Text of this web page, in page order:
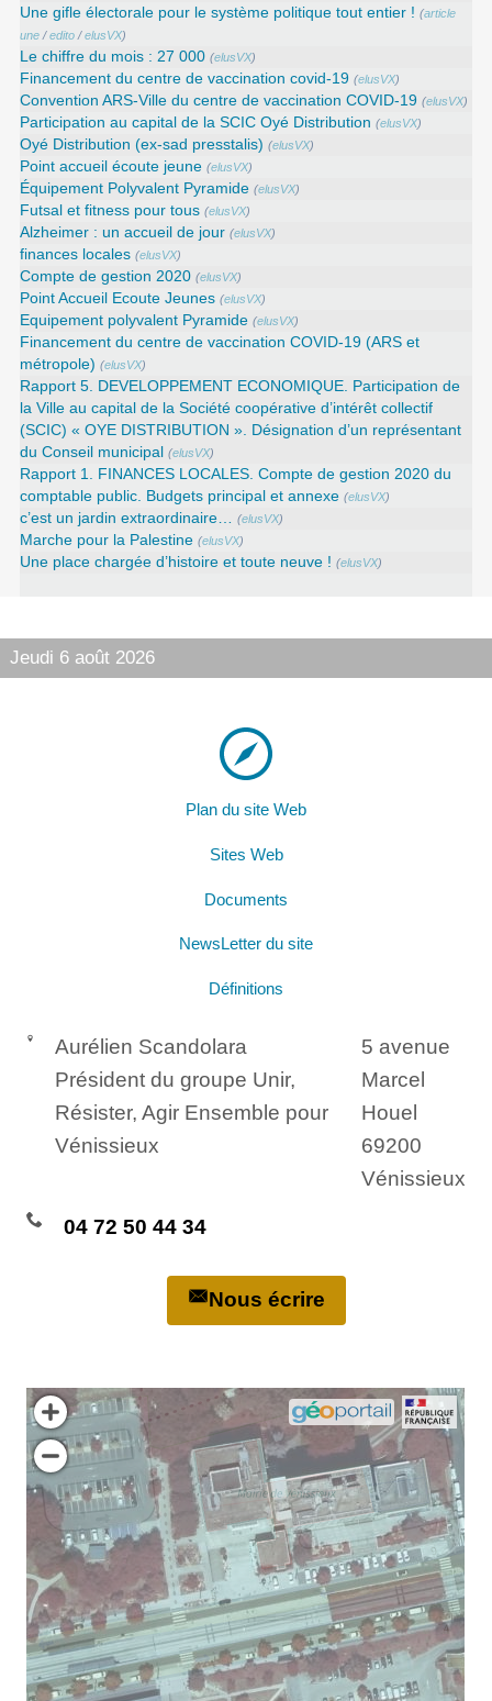
Une gifle électorale pour le système politique tout entier ! (article
une /edito /elusVX)
Le chiffre du mois : 27 000 (elusVX)
Financement du centre de vaccination covid-19 (elusVX)
Convention ARS‑Ville du centre de vaccination COVID‑19 (elusVX)
Participation au capital de la SCIC Oyé Distribution (elusVX)
Oyé Distribution (ex-sad presstalis) (elusVX)
Point accueil écoute jeune (elusVX)
Équipement Polyvalent Pyramide (elusVX)
Futsal et fitness pour tous (elusVX)
Alzheimer : un accueil de jour (elusVX)
finances locales (elusVX)
Compte de gestion 2020 (elusVX)
Point Accueil Ecoute Jeunes (elusVX)
Equipement polyvalent Pyramide (elusVX)
Financement du centre de vaccination COVID-19 (ARS et
métropole) (elusVX)
Rapport 5. DEVELOPPEMENT ECONOMIQUE. Participation de
la Ville au capital de la Société coopérative d’intérêt collectif
(SCIC) « OYE DISTRIBUTION ». Désignation d’un représentant
du Conseil municipal
(elusVX)
Rapport 1. FINANCES LOCALES. Compte de gestion 2020 du
comptable public. Budgets principal et annexe (elusVX)
c’est un jardin extraordinaire… (elusVX)
Marche pour la Palestine (elusVX)
Une place chargée d’histoire et toute neuve ! (elusVX)
Jeudi 6 août 2026
Plan du site Web
Sites Web
Documents
NewsLetter du site
Définitions
Aurélien Scandolara
Président du groupe Unir,
Résister, Agir Ensemble pour
Vénissieux
5 avenue
Marcel
Houel
69200
Vénissieux
04 72 50 44 34
Nous écrire